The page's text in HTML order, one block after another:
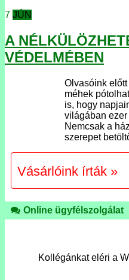
7 JÚN
A
VÉDELMÉBEN
Olvasóink
méhek
is, hogy
világában
Nemcsak a
szerepet
Vásárlóink írták »
Online ügyfélszolgálat
Kollégánkat eléri a